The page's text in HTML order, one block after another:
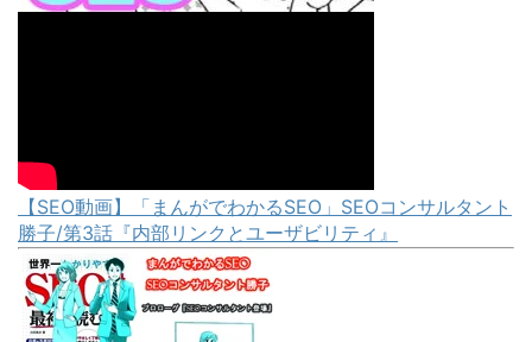
【SEO動画】「まんがでわかるSEO」SEOコンサルタント
勝子/第3話『内部リンクとユーザビリティ』